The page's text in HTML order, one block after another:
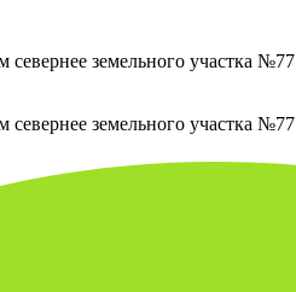
земельного участка №77
земельного участка №77